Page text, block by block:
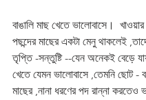
বাঙালি মাছ খেতে ভালোবাসে।
পছন্দের মাছের একটা মেনু থাকলেই
তৃপ্তি -সন্তুষ্টি --যেন অনেকই বেড়ে
খেতে যেমন ভালোবাসে ,তেমনি ছোট -
মাছের ,নানা ধরণের পদ রান্না করতেও